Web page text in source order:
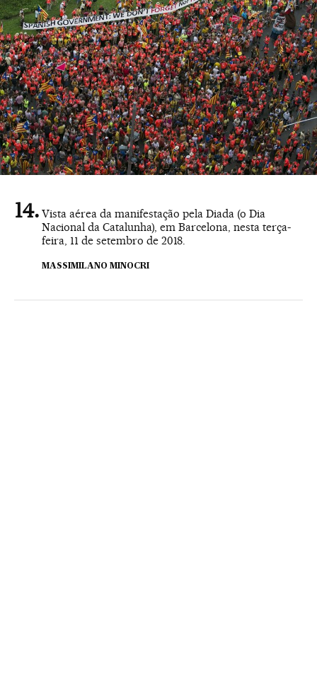
Vista aérea da manifestação pela Diada (o Dia
Nacional da Catalunha), em Barcelona, nesta terça-
feira, 11 de setembro de 2018.
MASSIMILANO MINOCRI